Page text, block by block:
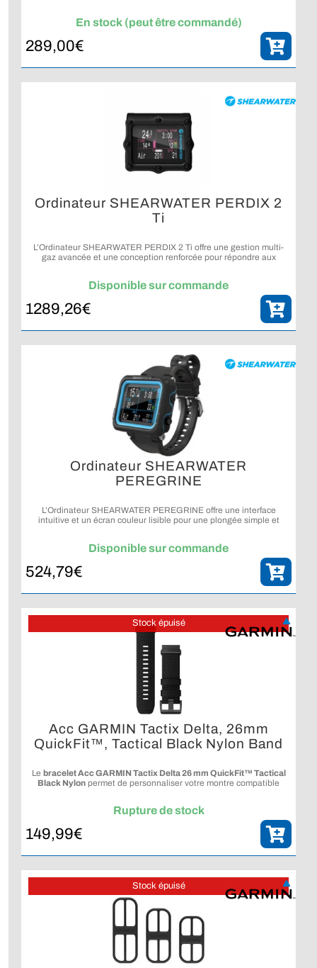
En stock (peut être commandé)
289,00€
Ordinateur SHEARWATER PERDIX 2
Ti
L’Ordinateur SHEARWATER PERDIX 2 Ti offre une gestion multi-
gaz avancée et une conception renforcée pour répondre aux
Disponible sur commande
1289,26€
Ordinateur SHEARWATER
PEREGRINE
L’Ordinateur SHEARWATER PEREGRINE offre une interface
intuitive et un écran couleur lisible pour une plongée simple et
Disponible sur commande
524,79€
Stock épuisé
Acc GARMIN Tactix Delta, 26mm
QuickFit™, Tactical Black Nylon Band
Le bracelet Acc GARMIN Tactix Delta 26 mm QuickFit™ Tactical
Black Nylon permet de personnaliser votre montre compatible
Rupture de stock
149,99€
Stock épuisé